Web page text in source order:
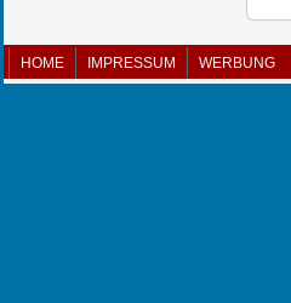
HOME IMPRESSUM WERBUNG